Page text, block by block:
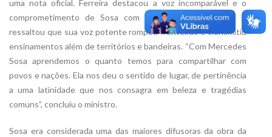
uma nota oficial. Ferreira destacou a voz incomparável e o
comprometimento de Sosa com a arte ibero-americana e
ressaltou que sua voz potente rompeu fronteiras e transmitiu
ensinamentos além de territórios e bandeiras. “Com Mercedes
Sosa aprendemos o quanto temos para compartilhar com
povos e nações. Ela nos deu o sentido de lugar, de pertinência
a uma latinidade que nos consagra em beleza e tragédias
comuns”, concluiu o ministro.
Sosa era considerada uma das maiores difusoras da obra da